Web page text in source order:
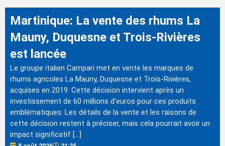
Martinique: La vente des rhums La
Mauny, Duquesne et Trois-Rivières
est lancée
Le groupe italien Campari met en vente les marques de
rhums agricoles La Mauny, Duquesne et Trois-Rivières,
acquises en 2019. Cette décision intervient après un
investissement de 60 millions d'euros pour ces produits
emblématiques. Les détails de la vente et les raisons de
cette décision restent à préciser, mais cela pourrait avoir un
impact significatif […]